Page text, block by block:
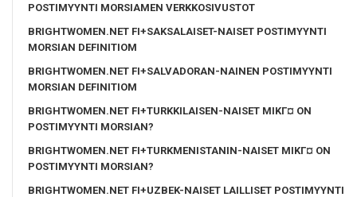
POSTIMYYNTI MORSIAMEN VERKKOSIVUSTOT
BRIGHTWOMEN.NET FI+SAKSALAISET-NAISET POSTIMYYNTI
MORSIAN DEFINITIOM
BRIGHTWOMEN.NET FI+SALVADORAN-NAINEN POSTIMYYNTI
MORSIAN DEFINITIOM
BRIGHTWOMEN.NET FI+TURKKILAISEN-NAISET MIKГ¤ ON
POSTIMYYNTI MORSIAN?
BRIGHTWOMEN.NET FI+TURKMENISTANIN-NAISET MIKГ¤ ON
POSTIMYYNTI MORSIAN?
BRIGHTWOMEN.NET FI+UZBEK-NAISET LAILLISET POSTIMYYNTI